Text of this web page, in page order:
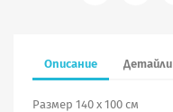
Описание Детайли
Размер 140 х 100 см